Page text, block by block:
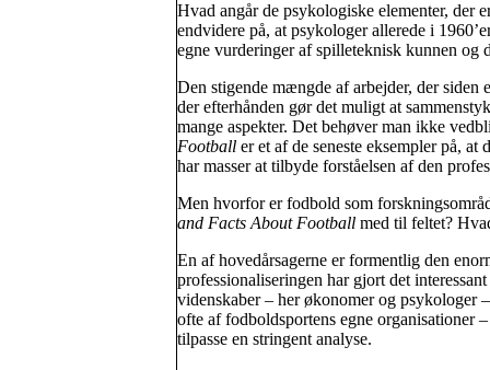
Hvad angår de psykologiske elementer, der
endvidere på, at psykologer allerede i
egne vurderinger af spilleteknisk kunnen og
Den stigende mængde af arbejder, der siden
der efterhånden gør det muligt at
mange aspekter. Det behøver man ikke
Football er et af de seneste eksempler på,
har masser at tilbyde forståelsen af den
Men hvorfor er fodbold som
and Facts About Football med til feltet?
En af hovedårsagerne er formentlig den
professionaliseringen har gjort det
videnskaber – her økonomer og psykologer
ofte af fodboldsportens egne organisationer
tilpasse en stringent analyse.